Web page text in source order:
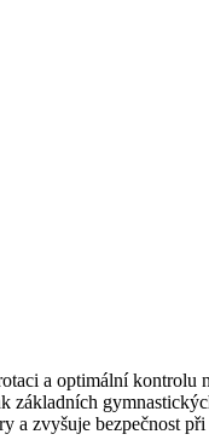
a optimální kontrolu
základních
zvyšuje bezpečnost